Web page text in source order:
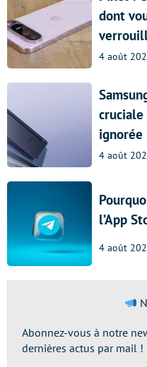
dont
4 août
ignorée
4 août
l’App
4 août
Abonnez-vous à notre
dernières actus par mail !